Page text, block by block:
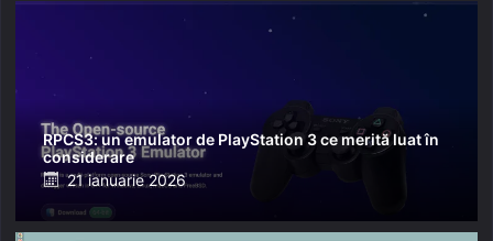
RPCS3: un emulator de PlayStation 3 ce merită luat în
considerare
Posted
on
21 ianuarie 2026